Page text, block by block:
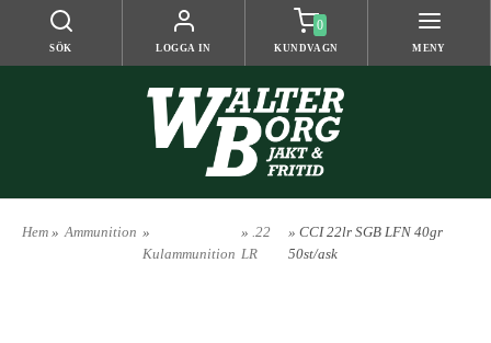
SÖK LOGGA IN
0
KUNDVAGN MENY
Hem » Ammunition »
Kulammunition
» .22
LR
» CCI 22lr SGB LFN 40gr
50st/ask